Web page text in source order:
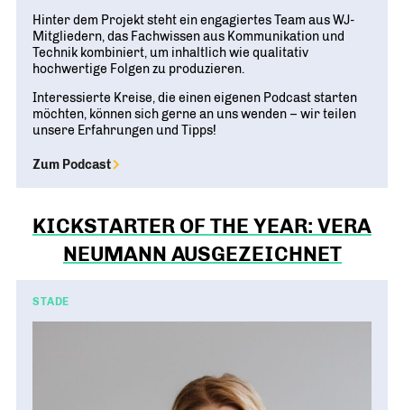
Hinter dem Projekt steht ein engagiertes Team aus WJ-
Mitgliedern, das Fachwissen aus Kommunikation und
Technik kombiniert, um inhaltlich wie qualitativ
hochwertige Folgen zu produzieren.
Interessierte Kreise, die einen eigenen Podcast starten
möchten, können sich gerne an uns wenden – wir teilen
unsere Erfahrungen und Tipps!
Zum Podcast
KICKSTARTER OF THE YEAR: VERA
NEUMANN AUSGEZEICHNET
STADE